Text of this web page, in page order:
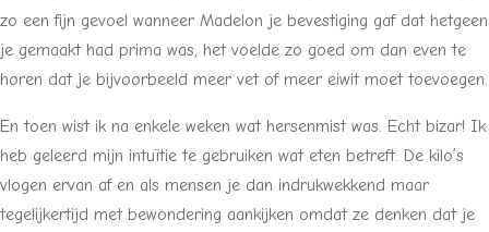
zo een fijn gevoel wanneer Madelon je bevestiging gaf dat hetgeen
je gemaakt had prima was, het voelde zo goed om dan even te
horen dat je bijvoorbeeld meer vet of meer eiwit moet toevoegen.
En toen wist ik na enkele weken wat hersenmist was. Echt bizar! Ik
heb geleerd mijn intuïtie te gebruiken wat eten betreft. De kilo’s
vlogen ervan af en als mensen je dan indrukwekkend maar
tegelijkertijd met bewondering aankijken omdat ze denken dat je